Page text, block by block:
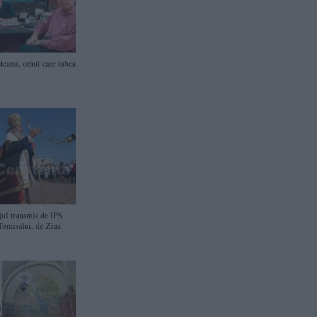
omul care iubea
transmis de IPS
de Ziua